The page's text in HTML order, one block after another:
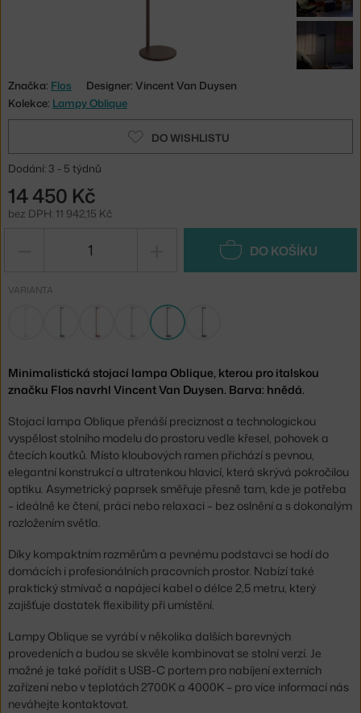
Značka: Flos
Designer: Vincent Van Duysen
Kolekce: Lampy Oblique
DO WISHLISTU
Dodání: 3 - 5 týdnů
14 450 Kč
bez DPH: 11 942,15 Kč
DO KOŠÍKU
VARIANTA
Minimalistická stojací lampa Oblique, kterou pro italskou
značku Flos navrhl Vincent Van Duysen. Barva: hnědá.
Stojací lampa Oblique přenáší preciznost a technologickou
vyspělost stolního modelu do prostoru vedle křesel, pohovek a
čtecích koutků. Místo kloubových ramen přichází s pevnou,
elegantní konstrukcí a ultratenkou hlavicí, která skrývá pokročilou
optiku. Asymetrický paprsek směřuje přesně tam, kde je potřeba
– ideálně ke čtení, práci nebo relaxaci – bez oslnění a s dokonalým
rozložením světla.
Díky kompaktním rozměrům a pevnému podstavci se hodí do
domácích i profesionálních pracovních prostor. Nabízí také
praktický stmívač a napájecí kabel o délce 2,5 metru, který
zajišťuje dostatek flexibility při umístění.
Lampy Oblique se vyrábí v několika dalších barevných
provedeních a budou se skvěle kombinovat se stolní verzí. Je
možné je také pořídit s USB-C portem pro nabíjení externích
zařízení nebo v teplotách 2700K a 4000K – pro více informací nás
neváhejte kontaktovat.